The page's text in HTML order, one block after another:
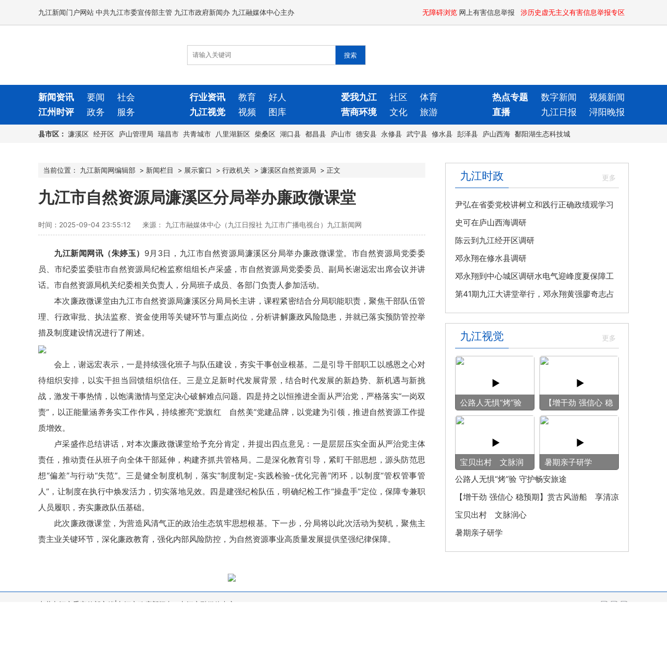
九江新闻门户网站 中共九江市委宣传部主管 九江市政府新闻办 九江融媒体中心主办 无障碍浏览 网上有害信息举报 涉历史虚无主义有害信息举报专区
新闻资讯 要闻 社会 行业资讯 教育 好人 爱我九江 社区 体育 热点专题 数字新闻
视频新闻
江州时评
政务 服务 九江视觉 视频 图库 营商环境 文化 旅游 直播 九江日报 浔阳晚报
县市区： 濂溪区 经开区 庐山管理局 瑞昌市 共青城市 八里湖新区 柴桑区 湖口县 都昌县 庐山市 德安县 永修县 武宁县 修水县 彭泽县 庐山西海 鄱阳湖生态科技城
当前位置： 九江新闻网编辑部 > 新闻栏目 > 展示窗口 > 行政机关 > 濂溪区自然资源局 > 正文
九江市自然资源局濂溪区分局举办廉政微课堂
时间：2025-09-04 23:55:12 来源： 九江市融媒体中心（九江日报社 九江市广播电视台）九江新闻网
九江新闻网讯（朱婷玉） 9月3日，九江市自然资源局濂溪区分局举办廉政微课堂。市自然资源局党委委
员、市纪委监委驻市自然资源局纪检监察组组长卢采盛，市自然资源局党委委员、副局长谢远宏出席会议并讲
话。市自然资源局机关纪委相关负责人，分局班子成员、各部门负责人参加活动。
本次廉政微课堂由九江市自然资源局濂溪区分局局长主讲，课程紧密结合分局职能职责，聚焦干部队伍管
理、行政审批、执法监察、资金使用等关键环节与重点岗位，分析讲解廉政风险隐患，并就已落实预防管控举
措及制度建设情况进行了阐述。
会上，谢远宏表示，一是持续强化班子与队伍建设，夯实干事创业根基。二是引导干部职工以感恩之心对
待组织安排，以实干担当回馈组织信任。三是立足新时代发展背景，结合时代发展的新趋势、新机遇与新挑
战，激发干事热情，以饱满激情与坚定决心破解难点问题。四是持之以恒推进全面从严治党，严格落实“一岗双
责”，以正能量涵养务实工作作风，持续擦亮“党旗红 自然美”党建品牌，以党建为引领，推进自然资源工作提
质增效。
卢采盛作总结讲话，对本次廉政微课堂给予充分肯定，并提出四点意见：一是层层压实全面从严治党主体
责任，推动责任从班子向全体干部延伸，构建齐抓共管格局。二是深化教育引导，紧盯干部思想，源头防范思
想“偏差”与行动“失范”。三是健全制度机制，落实“制度制定-实践检验-优化完善”闭环，以制度“管权管事管
人”，让制度在执行中焕发活力，切实落地见效。四是建强纪检队伍，明确纪检工作“操盘手”定位，保障专兼职
人员履职，夯实廉政队伍基础。
此次廉政微课堂，为营造风清气正的政治生态筑牢思想根基。下一步，分局将以此次活动为契机，聚焦主
责主业关键环节，深化廉政教育，强化内部风险防控，为自然资源事业高质量发展提供坚强纪律保障。
九江时政
尹弘在省委党校讲树立和践行正确政绩观学习
教育专题党课
史可在庐山西海调研
陈云到九江经开区调研
邓永翔在修水县调研
邓永翔到中心城区调研水电气迎峰度夏保障工
作
第41期九江大讲堂举行，邓永翔黄强廖奇志占
勇出席
九江视觉
公路人无惧“烤”验
守护畅安旅途
【增干劲 强信心 稳
预期】赏古风游
宝贝出村 文脉润
心
暑期亲子研学
公路人无惧“烤”验 守护畅安旅途
【增干劲 强信心 稳预期】赏古风游船 享清凉
之旅
宝贝出村 文脉润心
暑期亲子研学
中共九江市委宣传部主管|九江市政府新闻办、九江市融媒体中心